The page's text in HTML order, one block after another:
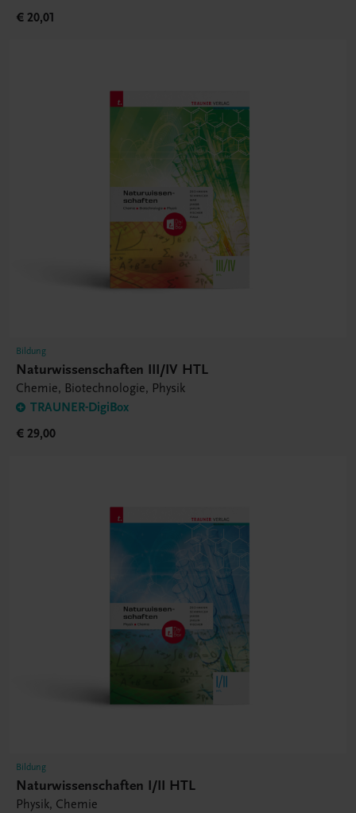
€ 20,01
Bildung
Naturwissenschaften III/IV HTL
Chemie, Biotechnologie, Physik
TRAUNER-DigiBox
€ 29,00
Bildung
Naturwissenschaften I/II HTL
Physik, Chemie